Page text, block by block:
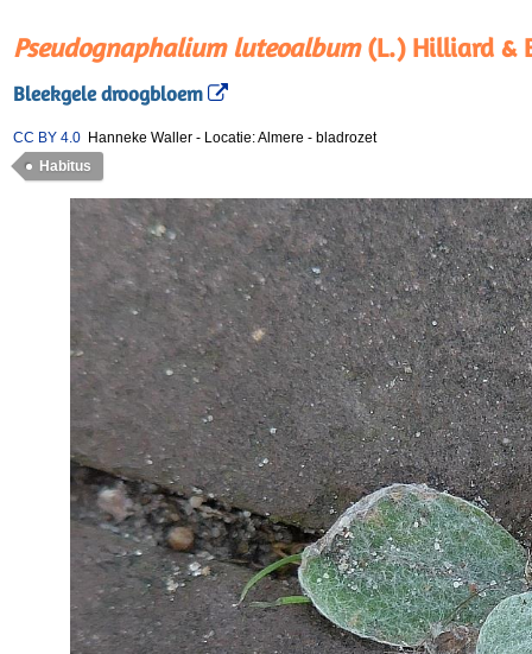
Pseudognaphalium luteoalbum(L.) Hilliard &
Bleekgele droogbloem
CC BY 4.0 Hanneke Waller - Locatie: Almere - bladrozet
Habitus